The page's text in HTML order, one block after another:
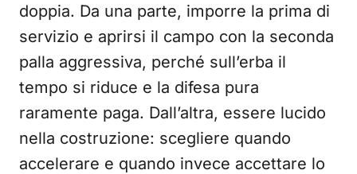
doppia. Da una parte, imporre la prima di
servizio e aprirsi il campo con la seconda
palla aggressiva, perché sull’erba il
tempo si riduce e la difesa pura
raramente paga. Dall’altra, essere lucido
nella costruzione: scegliere quando
accelerare e quando invece accettare lo